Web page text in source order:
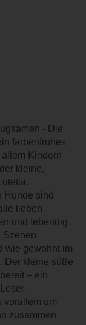
- Die
farbenfrohes
Kindern
kleine,
Hunde sind
lieben.
und lebendig
Szenen
wie gewohnt im
Der kleine süße
– ein
vorallem um
zusammen